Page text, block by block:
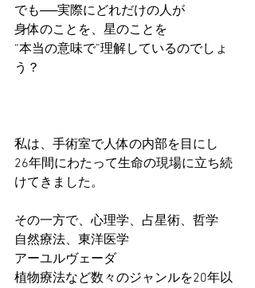
でも──実際にどれだけの人が
身体のことを、星のことを
“本当の意味で”理解しているのでしょ
う？
私は、手術室で人体の内部を目にし
26年間にわたって生命の現場に立ち続
けてきました。
その一方で、心理学、占星術、哲学
自然療法、東洋医学
アーユルヴェーダ
植物療法など数々のジャンルを20年以